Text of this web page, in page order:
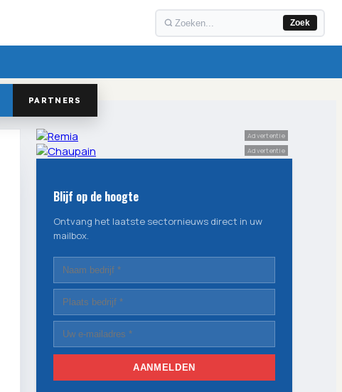
Zoek
PARTNERS
Advertentie
Advertentie
Blijf op de hoogte
Ontvang het laatste sectornieuws direct in uw
mailbox.
AANMELDEN